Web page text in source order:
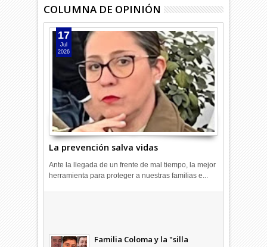
COLUMNA DE OPINIÓN
La prevención salva vidas
17
Jul
2026
Ante la llegada de un frente de mal tiempo, la mejor
herramienta para proteger a nuestras familias e...